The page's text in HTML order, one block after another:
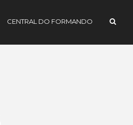
CENTRAL DO FORMANDO